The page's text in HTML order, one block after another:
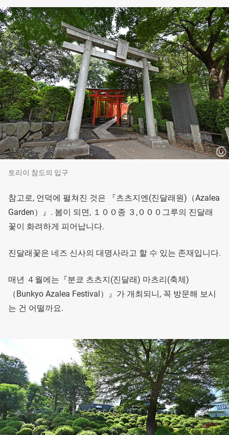
토리이 참도의 입구
참고로, 언덕에 펼쳐진 것은 『츠츠지엔(진달래원)（Azalea
Garden）』. 봄이 되면, １００종 ３,０００그루의 진달래
꽃이 화려하게 피어납니다.
진달래꽃은 네즈 신사의 대명사라고 할 수 있는 존재입니다.
매년 ４월에는『분쿄 츠츠지(진달래) 마츠리(축체)
（Bunkyo Azalea Festival）』가 개최되니, 꼭 방문해 보시
는 건 어떨까요.